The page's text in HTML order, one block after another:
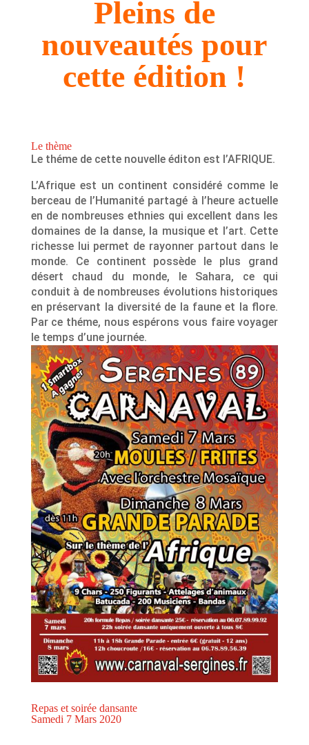
Pleins de
nouveautés pour
cette édition !
Le thème
Le théme de cette nouvelle éditon est l’AFRIQUE.
L’Afrique est un continent considéré comme le
berceau de l’Humanité partagé à l’heure actuelle
en de nombreuses ethnies qui excellent dans les
domaines de la danse, la musique et l’art. Cette
richesse lui permet de rayonner partout dans le
monde. Ce continent possède le plus grand
désert chaud du monde, le Sahara, ce qui
conduit à de nombreuses évolutions historiques
en préservant la diversité de la faune et la flore.
Par ce théme, nous espérons vous faire voyager
le temps d’une journée.
Repas et soirée dansante
Samedi 7 Mars 2020